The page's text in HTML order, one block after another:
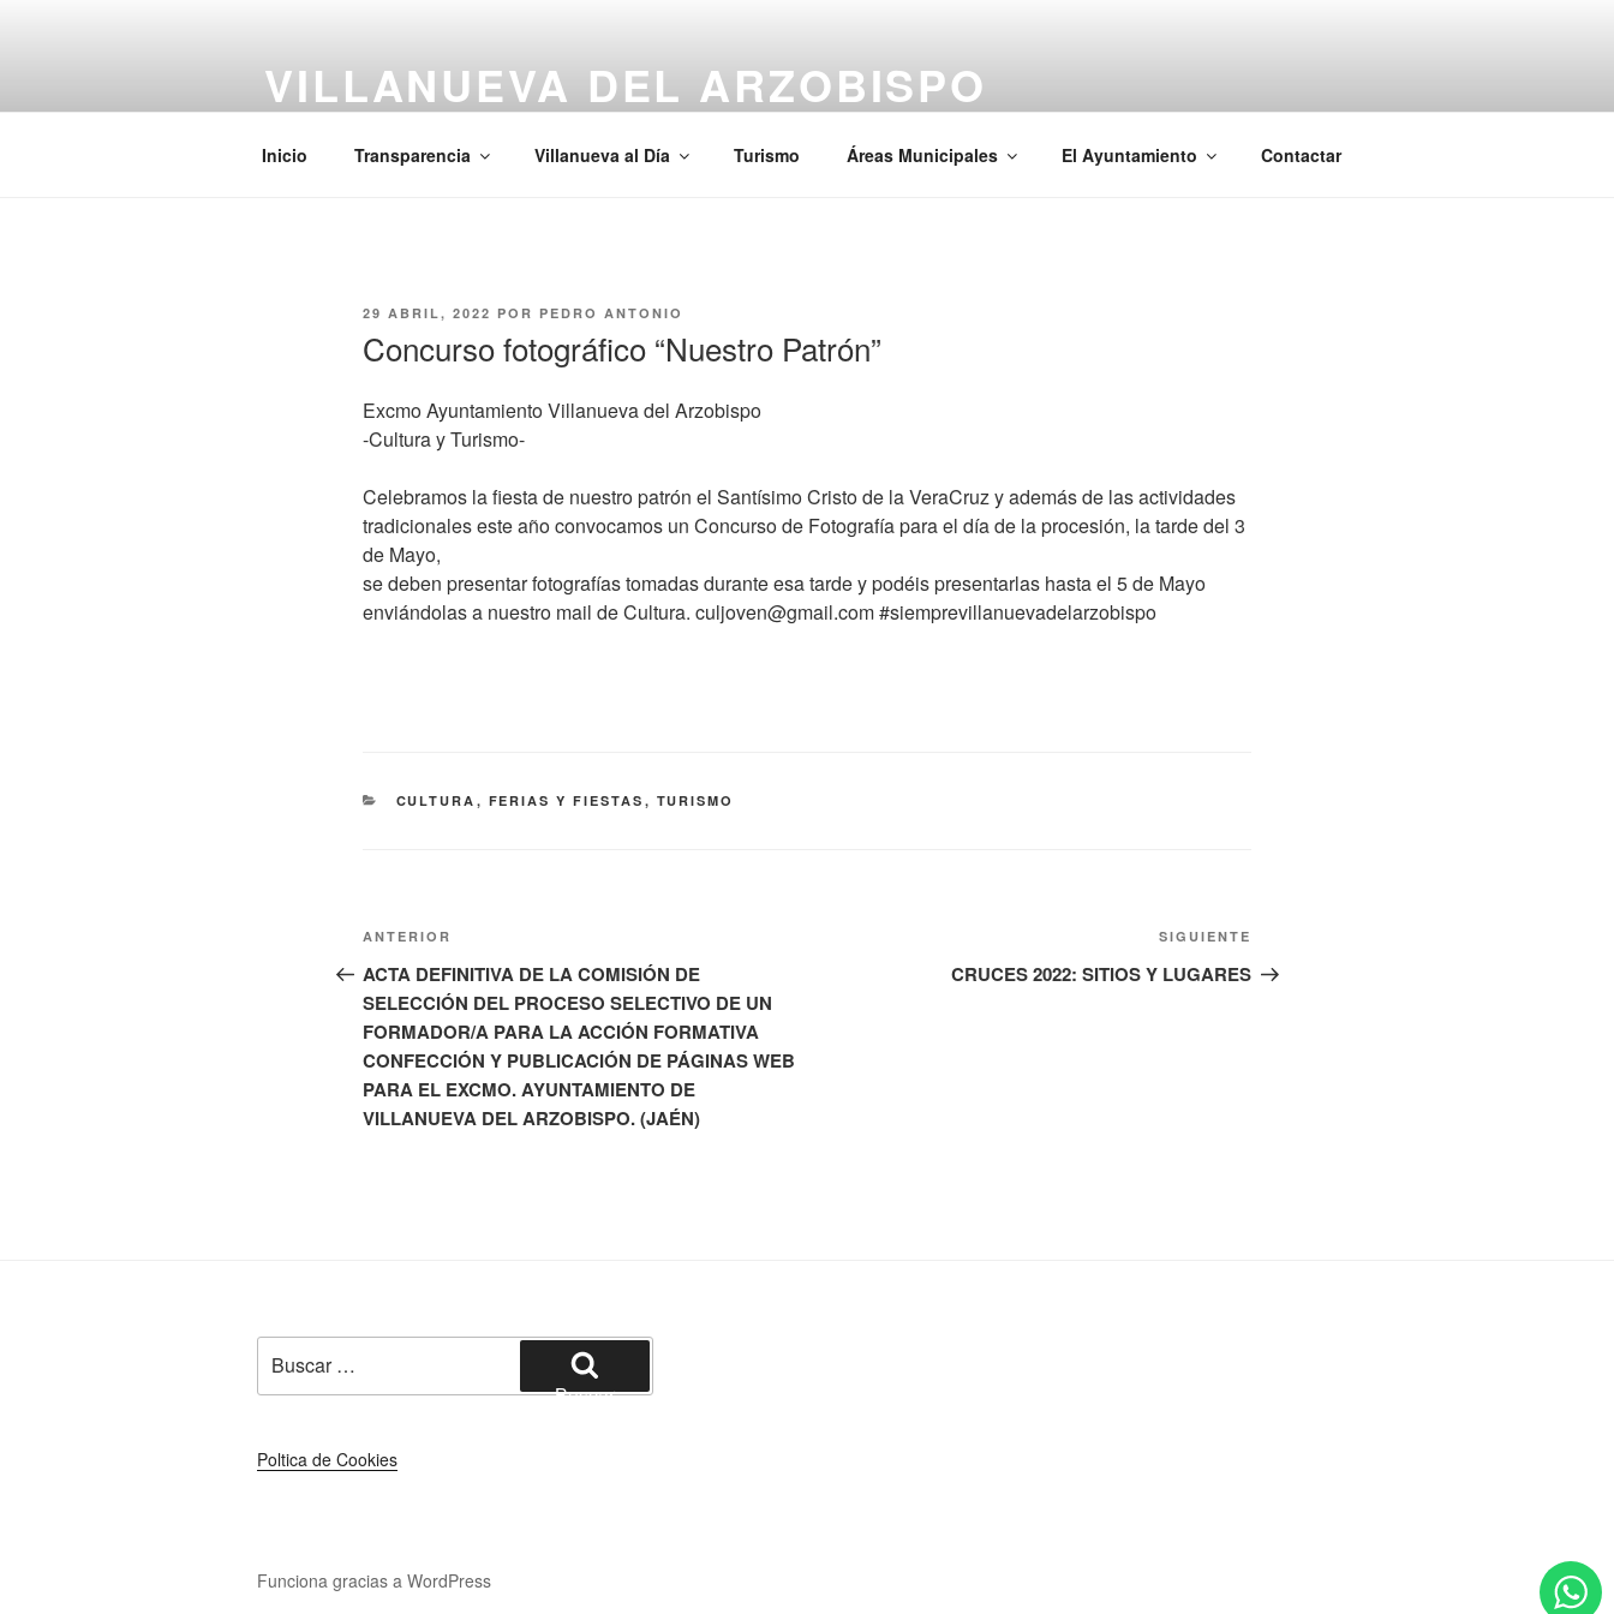
VILLANUEVA DEL ARZOBISPO
Inicio Transparencia Villanueva al Día Turismo Áreas Municipales El Ayuntamiento Contactar
PUBLICADO
29 ABRIL, 2022 POR PEDRO ANTONIO
Concurso fotográfico “Nuestro Patrón”
Excmo Ayuntamiento Villanueva del Arzobispo
-Cultura y Turismo-
Celebramos la fiesta de nuestro patrón el Santísimo Cristo de la VeraCruz y además de las actividades
tradicionales este año convocamos un Concurso de Fotografía para el día de la procesión, la tarde del 3
de Mayo,
se deben presentar fotografías tomadas durante esa tarde y podéis presentarlas hasta el 5 de Mayo
enviándolas a nuestro mail de Cultura. culjoven@gmail.com #siemprevillanuevadelarzobispo
CATEGORÍAS
CULTURA , FERIAS Y FIESTAS , TURISMO
Navegación
de
entradas
Entrada
anterior:
ANTERIOR
ACTA DEFINITIVA DE LA COMISIÓN DE
SELECCIÓN DEL PROCESO SELECTIVO DE UN
FORMADOR/A PARA LA ACCIÓN FORMATIVA
CONFECCIÓN Y PUBLICACIÓN DE PÁGINAS WEB
PARA EL EXCMO. AYUNTAMIENTO DE
VILLANUEVA DEL ARZOBISPO. (JAÉN)
entrada
SIGUIENTE
CRUCES 2022: SITIOS Y LUGARES
por:
Buscar
Poltica de Cookies
Funciona gracias a WordPress